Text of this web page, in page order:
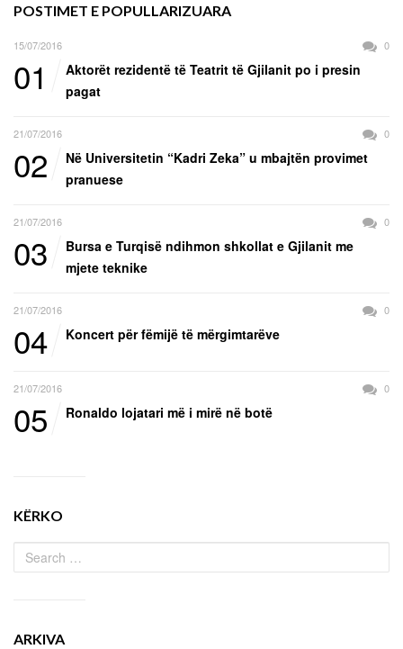
POSTIMET E POPULLARIZUARA
15/07/2016 0
01
Aktorët rezidentë të Teatrit të Gjilanit po i presin
pagat
21/07/2016 0
02
Në Universitetin “Kadri Zeka” u mbajtën provimet
pranuese
21/07/2016 0
03
Bursa e Turqisë ndihmon shkollat e Gjilanit me
mjete teknike
21/07/2016 0
04 Koncert për fëmijë të mërgimtarëve
21/07/2016 0
05 Ronaldo lojatari më i mirë në botë
KËRKO
ARKIVA